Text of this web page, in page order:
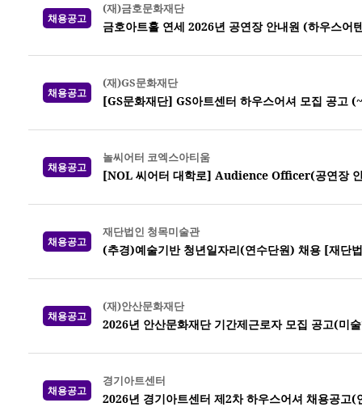
채용공고
(재)금호문화재단
금호아트홀 연세 2026년 공연장 안내원 (하우스어
채용공고
(재)GS문화재단
[GS문화재단] GS아트센터 하우스어셔 모집 공고
채용공고
놀씨어터 코엑스아티움
[NOL 씨어터 대학로] Audience Officer(공연장
채용공고
재단법인 청목미술관
(추경)예술기반 청년일자리(연수단원) 채용 [재단
채용공고
(재)안산문화재단
2026년 안산문화재단 기간제근로자 모집 공고(미
채용공고
경기아트센터
2026년 경기아트센터 제2차 하우스어셔 채용공고(